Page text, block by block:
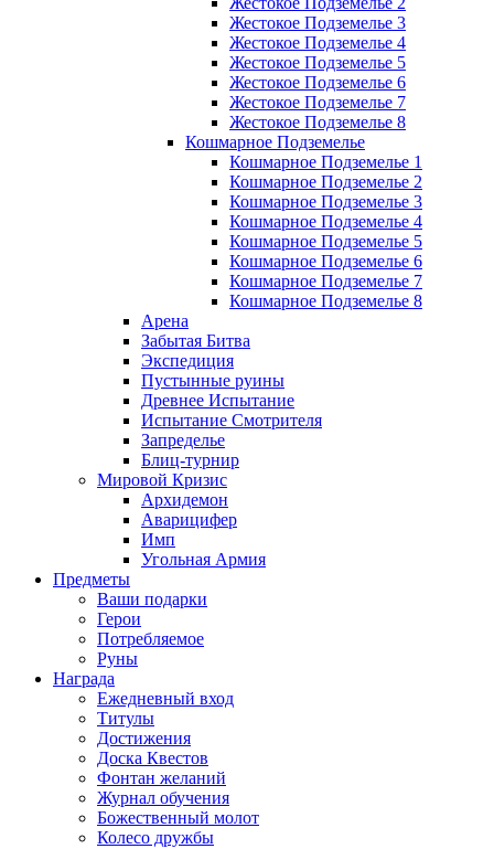
Жестокое Подземелье 3
Жестокое Подземелье 4
Жестокое Подземелье 5
Жестокое Подземелье 6
Жестокое Подземелье 7
Жестокое Подземелье 8
Кошмарное Подземелье
Кошмарное Подземелье 1
Кошмарное Подземелье 2
Кошмарное Подземелье 3
Кошмарное Подземелье 4
Кошмарное Подземелье 5
Кошмарное Подземелье 6
Кошмарное Подземелье 7
Кошмарное Подземелье 8
Арена
Забытая Битва
Экспедиция
Пустынные руины
Древнее Испытание
Испытание Смотрителя
Запределье
Блиц-турнир
Мировой Кризис
Архидемон
Аварицифер
Имп
Угольная Армия
Предметы
Ваши подарки
Герои
Потребляемое
Руны
Награда
Ежедневный вход
Титулы
Достижения
Доска Квестов
Фонтан желаний
Журнал обучения
Божественный молот
Колесо дружбы